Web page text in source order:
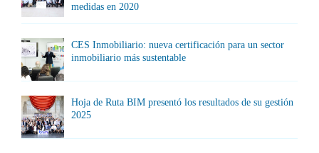
medidas en 2020
CES Inmobiliario: nueva certificación para un sector
inmobiliario más sustentable
Hoja de Ruta BIM presentó los resultados de su gestión
2025